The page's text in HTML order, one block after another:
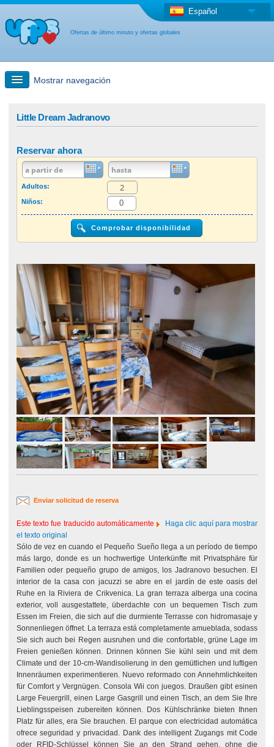
Ofertas de último minuto y ofertas globales
Español
Mostrar navegación
Oferta de última hora + Oferta global
otro país
Little Dream Jadranovo
Reservar ahora
Adultos:
Niños:
Enviar solicitud de reserva
Este texto fue traducido automáticamente
Haga clic aquí para mostrar
el texto original
Sólo de vez en cuando el Pequeño Sueño llega a un período de tiempo
más largo, donde es un hochwertige Unterkünfte mit Privatsphäre für
Familien oder pequeño grupo de amigos, los Jadranovo besuchen. El
interior de la casa con jacuzzi se abre en el jardín de este oasis del
Ruhe en la Riviera de Crikvenica. La gran terraza alberga una cocina
exterior, voll ausgestattete, überdachte con un bequemen Tisch zum
Essen im Freien, die sich auf die durmiente Terrasse con hidromasaje y
Sonnenliegen öffnet. La terraza está completamente amueblada, sodass
Sie sich auch bei Regen ausruhen und die confortable, grüne Lage im
Freien genießen können. Drinnen können Sie kühl sein und mit dem
Climate und der 10-cm-Wandisolierung in den gemütlichen und luftigen
Innenräumen experimentieren. Nuevo reformado con Annehmlichkeiten
für Comfort y Vergnügen. Consola Wii con juegos. Draußen gibt esinen
Large Feuergrill, einen Large Gasgrill und einen Tisch, an dem Sie Ihre
Lieblingsspeisen zubereiten können. Dos Kühlschränke bieten Ihnen
Platz für alles, era Sie brauchen. El parque con electricidad automática
ofrece seguridad y privacidad. Dank des intelligent Zugangs mit Code
oder RFID-Schlüssel können Sie an den Strand gehen, ohne die